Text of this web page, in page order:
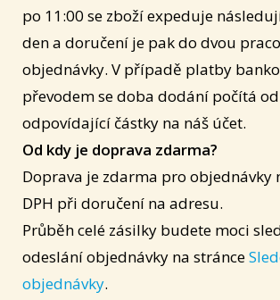
po 11:00 se zboží expeduje
den a doručení je pak do dvou
objednávky. V případě platby
převodem se doba dodání počítá
odpovídající částky na náš účet.
Od kdy je doprava zdarma?
Doprava je zdarma pro objednávky
DPH při doručení na adresu.
Průběh celé zásilky budete moci
odeslání objednávky na stránce
objednávky.